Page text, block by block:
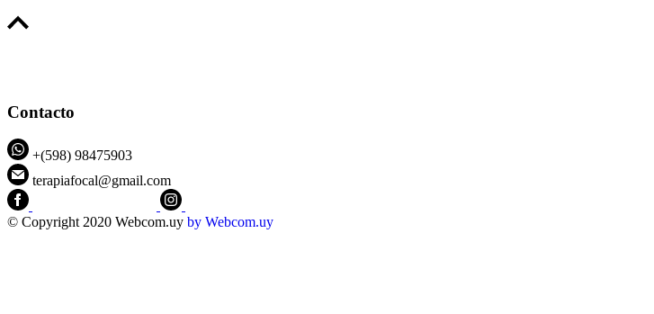
Contacto
+(598) 98475903
terapiafocal@gmail.com
© Copyright 2020 Webcom.uy by Webcom.uy